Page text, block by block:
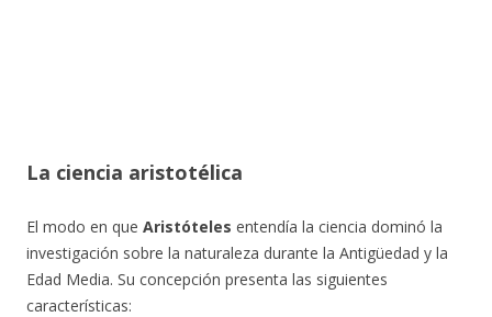
La ciencia aristotélica
El modo en que Aristóteles entendía la ciencia dominó la
investigación sobre la naturaleza durante la Antigüedad y la
Edad Media. Su concepción presenta las siguientes
características: